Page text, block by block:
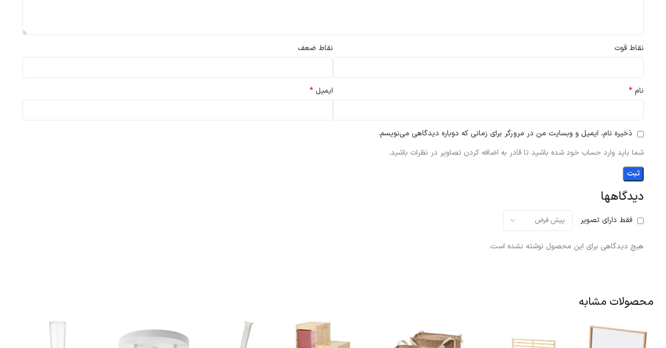
دیدگاهها
فقط دارای تصویر
هیچ دیدگاهی برای این محصول نوشته نشده است.
نقاط قوت نقاط ضعف
نام * ایمیل *
ذخیره نام، ایمیل و وبسایت من در مرورگر برای زمانی که دوباره دیدگاهی می‌نویسم.
شما باید وارد حساب خود شده باشید تا قادر به اضافه کردن تصاویر در نظرات باشید.
محصولات مشابه